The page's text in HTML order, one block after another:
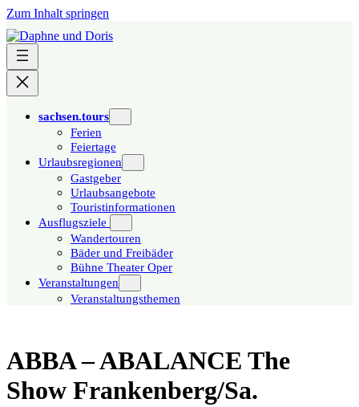
Zum Inhalt springen
sachsen.tours
Ferien
Feiertage
Urlaubsregionen
Gastgeber
Urlaubsangebote
Touristinformationen
Ausflugsziele
Wandertouren
Bäder und Freibäder
Bühne Theater Oper
Veranstaltungen
Veranstaltungsthemen
ABBA – ABALANCE The
Show Frankenberg/Sa.